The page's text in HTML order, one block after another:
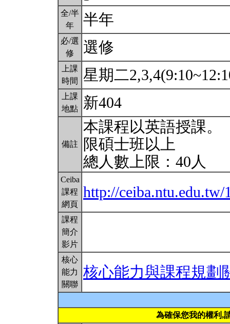
全/半
年
半年
必/選
修
選修
上課
時間
星期二
上課
地點
新404
備註
本課程以英語授課。
限碩士班以上
總人數上限：40人
Ceiba
課程
網頁
http://
課程
簡介
影片
核心
能力
關聯
核心能力與課程規劃
為確保您我的權利,